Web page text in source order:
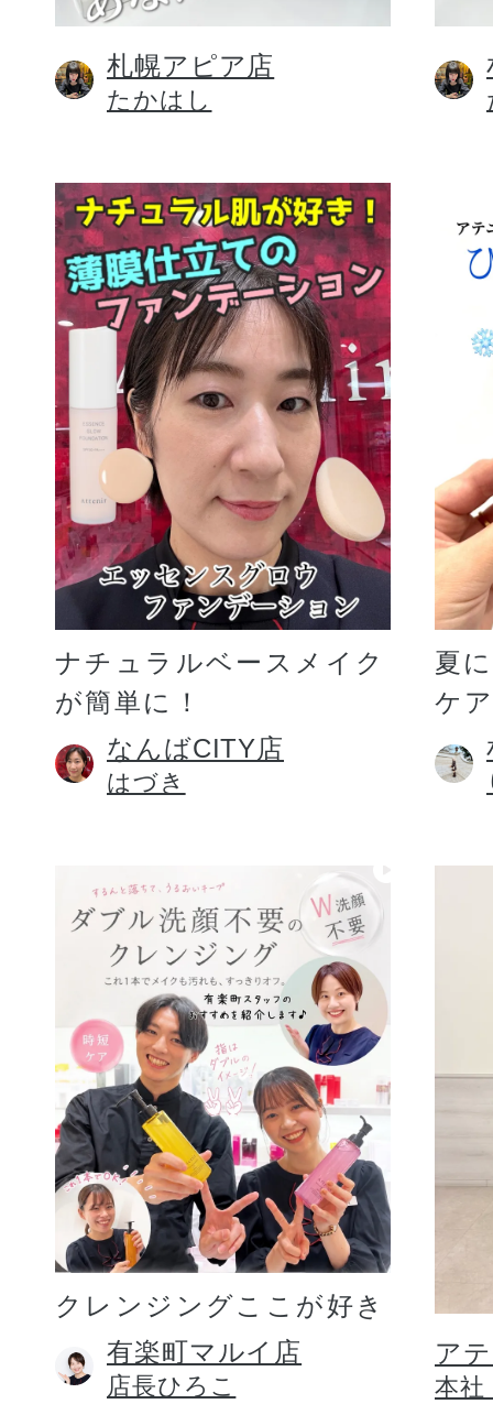
健康食品／サプ
ファッション
ギフト
ご利用ガイド
よくあるご質問
札幌アピア店
たかはし
ナチュラルベースメイク
が簡単に！
なんばCITY店
はづき
夏
ケ
クレンジングここが好き
有楽町マルイ店
店長ひろこ
ア
本